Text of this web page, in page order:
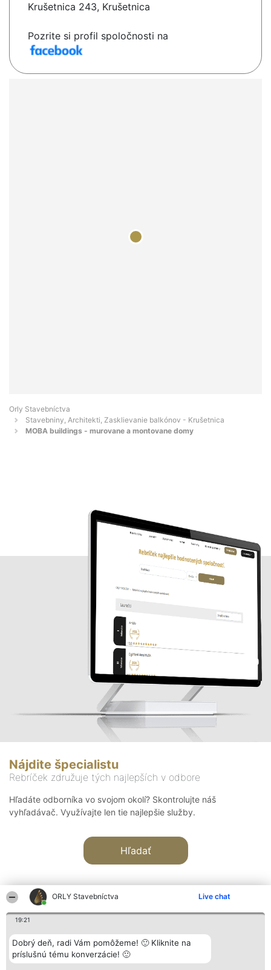
ORLY Stavebníctva Live chat
19:21
Dobrý deň, radi Vám pomôžeme! 🙂 Kliknite na
príslušnú tému konverzácie! 🙂
Krušetnica 243, Krušetnica
Pozrite si profil spoločnosti na
Orly Stavebníctva
Stavebniny, Architekti, Zasklievanie balkónov - Krušetnica
MOBA buildings - murovane a montovane domy
Nájdite špecialistu
Rebríček združuje tých najlepších v odbore
Hľadáte odborníka vo svojom okolí? Skontrolujte náš
vyhľadávač. Využívajte len tie najlepšie služby.
Hľadať
Organizátor hodnotenia
Bright Side Solutions sp. z o.
o. sp. k.
Hodnotenie
Laureáti
Lista
Kontakt
Kontakt